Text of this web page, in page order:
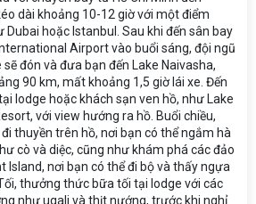
dài khoảng 10-12 giờ với một điểm
Dubai hoặc Istanbul. Sau khi đến sân bay
Airport vào buổi sáng, đội ngũ
đón và đưa bạn đến Lake Naivasha,
90 km, mất khoảng 1,5 giờ lái xe. Đến
lodge hoặc khách sạn ven hồ, như Lake
với view hướng ra hồ. Buổi chiều,
thuyền trên hồ, nơi bạn có thể ngắm hà
cò và diệc, cũng như khám phá các đảo
Island, nơi bạn có thể đi bộ và thấy ngựa
thưởng thức bữa tối tại lodge với các
như ugali và thịt nướng, trước khi nghỉ